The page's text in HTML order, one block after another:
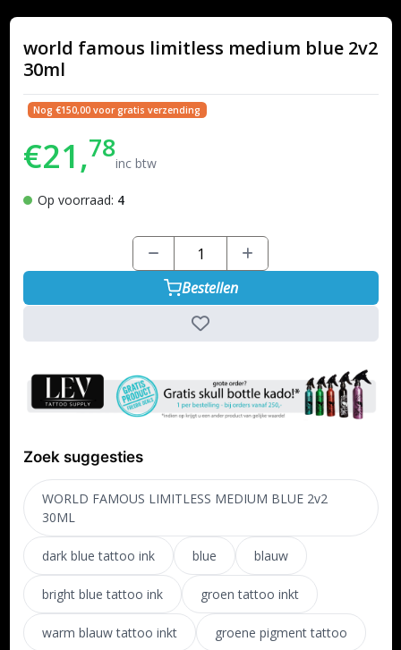
world famous limitless medium blue 2v2
30ml
Nog €150,00 voor gratis verzending
€21,78inc btw
Op voorraad: 4
Bestellen
Zoek suggesties
WORLD FAMOUS LIMITLESS MEDIUM BLUE 2v2
30ML
dark blue tattoo ink blue blauw
bright blue tattoo ink groen tattoo inkt
warm blauw tattoo inkt groene pigment tattoo